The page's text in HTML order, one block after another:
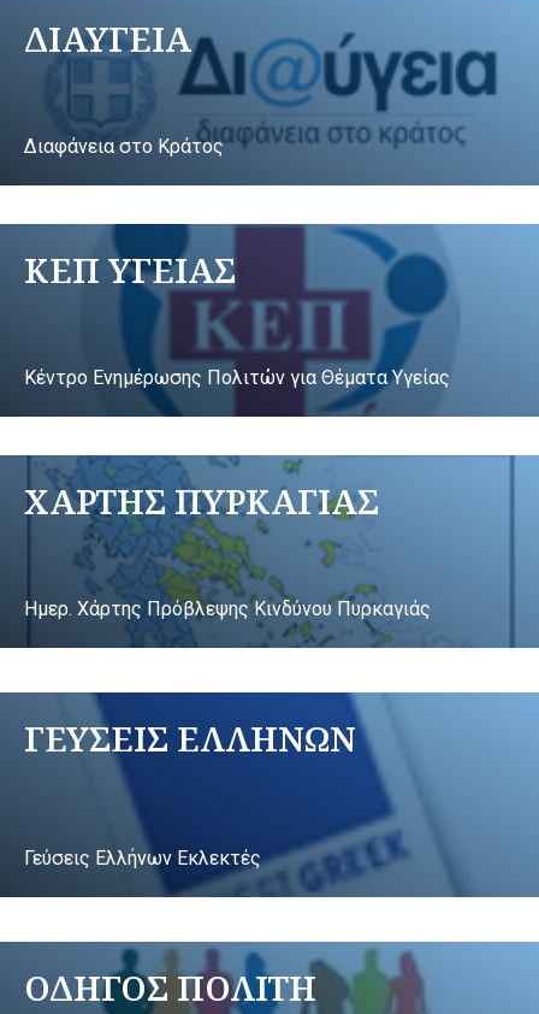
ΔΙΑΥΓΕΙΑ
Διαφάνεια στο Κράτος
ΚΕΠ ΥΓΕΙΑΣ
Κέντρο Ενημέρωσης Πολιτών για Θέματα Υγείας
ΧΑΡΤΗΣ ΠΥΡΚΑΓΙΑΣ
Ημερ. Χάρτης Πρόβλεψης Κινδύνου Πυρκαγιάς
ΓΕΥΣΕΙΣ ΕΛΛΗΝΩΝ
Γεύσεις Ελλήνων Εκλεκτές
ΟΔΗΓΟΣ ΠΟΛΙΤΗ